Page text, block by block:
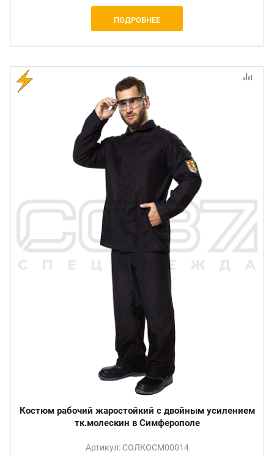
ПОДРОБНЕЕ
Костюм рабочий жаростойкий с двойным усилением
тк.молескин в Симферополе
Артикул: СОЛКОСМ00014